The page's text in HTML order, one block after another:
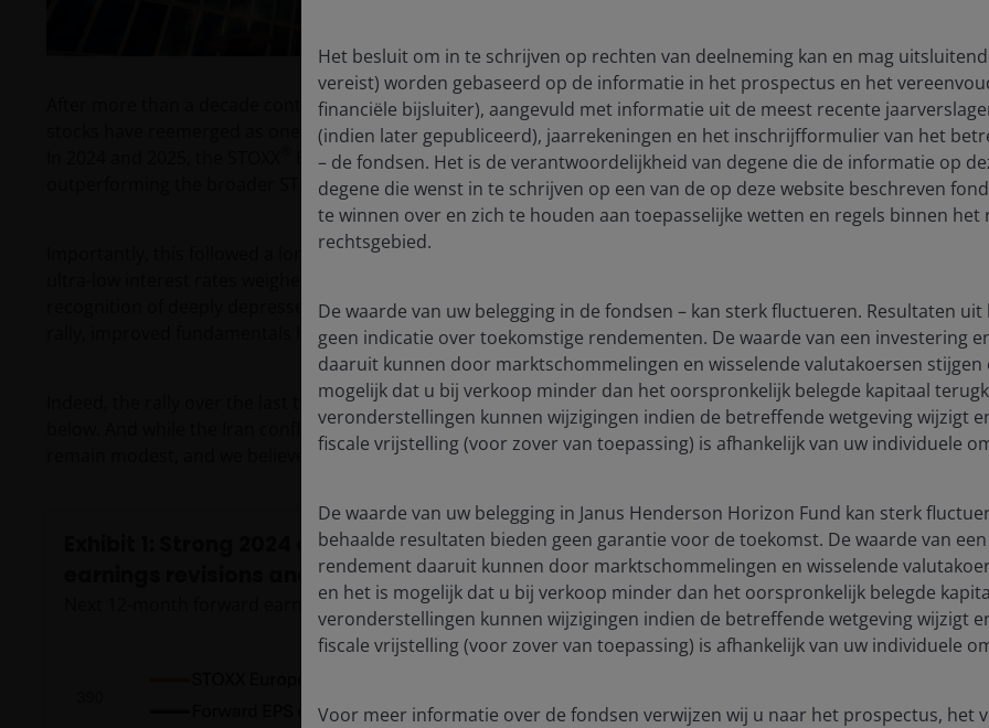
After more than a decade contending with the aftereffects of the Global Financial Crisis (GFC), European bank
stocks have reemerged as one of the notable bright spots across the region’s equity markets in recent years.
Europe 600 Banks Index returned an impressive 35% and 77%, respectively,
outperforming the broader STOXX Europe 600 Index by more than 105 percentage points over that span.
Importantly, this followed a long stretch of relative underperformance as tougher banking regulations and
recognition of deeply depressed valuations – and subsequent multiple expansion – may explain some of the
rally, improved fundamentals have been an underappreciated aspect of the story, in our view.
Indeed, the rally over the last two years has been underpinned by earnings growth, as shown in the chart
below. And while the Iran conflict injected a fresh dose of macro-driven volatility, valuations across the sector
remain modest, and we believe the case for further rerating is firmly intact.
Exhibit 1: Strong 2024 and 2025 performance driven by significant upward
earnings revisions and multiple expansion
Next 12-month forward earnings estimates have increased markedly over the past 2.5 years.
Het besluit om in te schrijven op rechten van deelneming kan en mag
vereist) worden gebaseerd op de informatie in het prospectus en het
financiële bijsluiter), aangevuld met informatie uit de meest recente
(indien later gepubliceerd), jaarrekeningen en het inschrijfformulier van het
– de fondsen. Het is de verantwoordelijkheid van degene die de informatie op
degene die wenst in te schrijven op een van de op deze website beschreven
te winnen over en zich te houden aan toepasselijke wetten en regels binnen het
rechtsgebied.
De waarde van uw belegging in de fondsen – kan sterk fluctueren. Resultaten
geen indicatie over toekomstige rendementen. De waarde van een investering
daaruit kunnen door marktschommelingen en wisselende valutakoersen stijgen
mogelijk dat u bij verkoop minder dan het oorspronkelijk belegde kapitaal
veronderstellingen kunnen wijzigingen indien de betreffende wetgeving wijzigt
fiscale vrijstelling (voor zover van toepassing) is afhankelijk van uw individuele
De waarde van uw belegging in Janus Henderson Horizon Fund kan sterk
behaalde resultaten bieden geen garantie voor de toekomst. De waarde van
rendement daaruit kunnen door marktschommelingen en wisselende
en het is mogelijk dat u bij verkoop minder dan het oorspronkelijk belegde
veronderstellingen kunnen wijzigingen indien de betreffende wetgeving wijzigt
fiscale vrijstelling (voor zover van toepassing) is afhankelijk van uw individuele
Voor meer informatie over de fondsen verwijzen wij u naar het prospectus, het